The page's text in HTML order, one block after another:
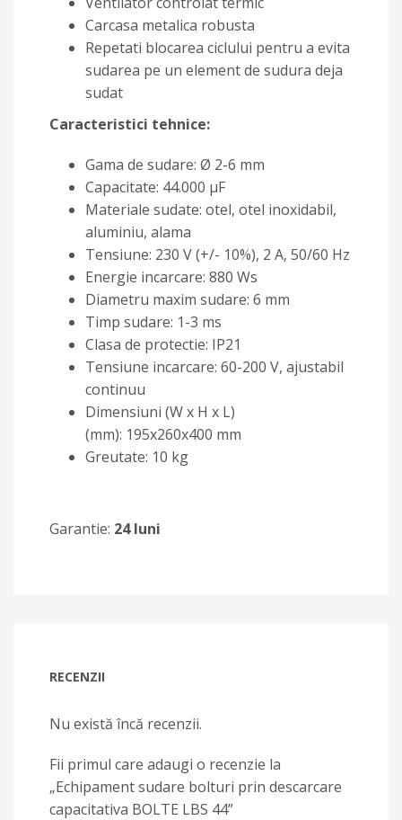
Carcasa metalica robusta
Repetati blocarea ciclului pentru a evita
sudarea pe un element de sudura deja
sudat
Caracteristici tehnice:
Gama de sudare: Ø 2-6 mm
Capacitate: 44.000 μF
Materiale sudate: otel, otel inoxidabil,
aluminiu, alama
Tensiune: 230 V (+/- 10%), 2 A, 50/60 Hz
Energie incarcare: 880 Ws
Diametru maxim sudare: 6 mm
Timp sudare: 1-3 ms
Clasa de protectie: IP21
Tensiune incarcare: 60-200 V, ajustabil
continuu
Dimensiuni (W x H x L)
(mm): 195x260x400 mm
Greutate: 10 kg
Garantie: 24 luni
RECENZII
Nu există încă recenzii.
Fii primul care adaugi o recenzie la
„Echipament sudare bolturi prin descarcare
capacitativa BOLTE LBS 44”